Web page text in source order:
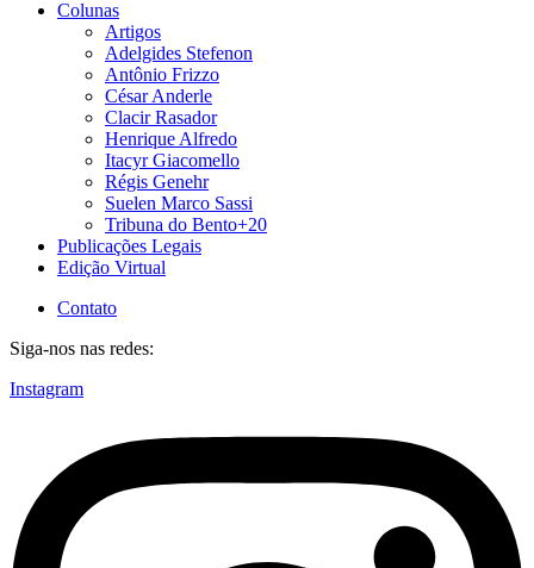
Colunas
Artigos
Adelgides Stefenon
Antônio Frizzo
César Anderle
Clacir Rasador
Henrique Alfredo
Itacyr Giacomello
Régis Genehr
Suelen Marco Sassi
Tribuna do Bento+20
Publicações Legais
Edição Virtual
Contato
Siga-nos nas redes:
Instagram